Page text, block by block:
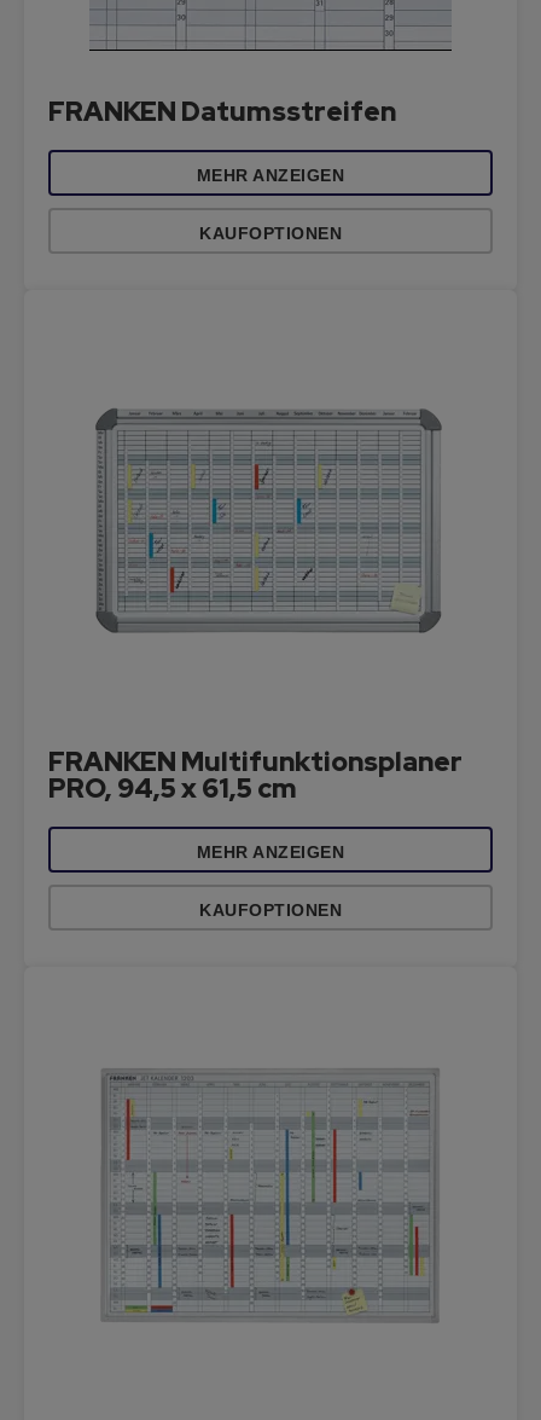
FRANKEN Datumsstreifen
MEHR ANZEIGEN
KAUFOPTIONEN
FRANKEN Multifunktionsplaner
PRO, 94,5 x 61,5 cm
MEHR ANZEIGEN
KAUFOPTIONEN